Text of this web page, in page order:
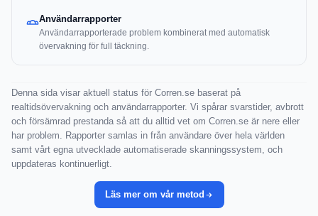
Användarrapporter
Användarrapporterade problem kombinerat med automatisk
övervakning för full täckning.
Denna sida visar aktuell status för Corren.se baserat på
realtidsövervakning och användarrapporter. Vi spårar svarstider, avbrott
och försämrad prestanda så att du alltid vet om Corren.se är nere eller
har problem. Rapporter samlas in från användare över hela världen
samt vårt egna utvecklade automatiserade skanningssystem, och
uppdateras kontinuerligt.
Läs mer om vår metod